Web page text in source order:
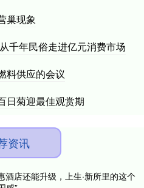
巢现象
千年民俗走进亿元消费市场
料供应的会议
日菊迎最佳观赏期
资讯
酒店还能升级，上生·新所里的这个